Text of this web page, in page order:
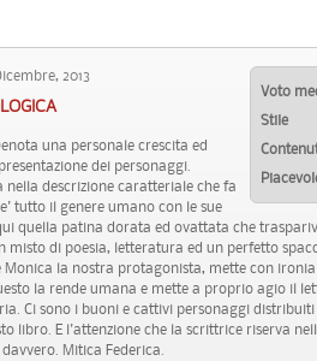
Voto
Stile
2013
una personale crescita ed
dei personaggi.
descrizione caratteriale che fa
tutto il genere umano con le sue
quella patina dorata ed ovattata che
misto di poesia, letteratura ed un perfetto
la nostra protagonista, mette con
la rende umana e mette a proprio agio il
Ci sono i buoni e cattivi personaggi
libro. E l'attenzione che la scrittrice riserva
Mitica Federica.